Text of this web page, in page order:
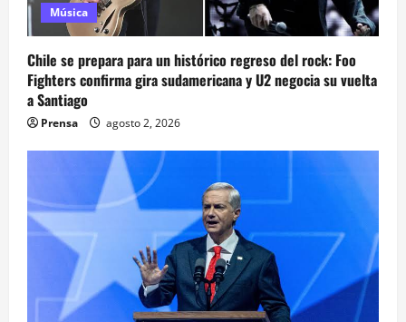
Música
Chile se prepara para un histórico regreso del rock: Foo
Fighters confirma gira sudamericana y U2 negocia su vuelta
a Santiago
Prensa agosto 2, 2026